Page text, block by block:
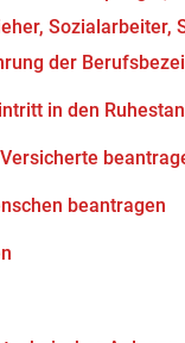
Sozialarbeiter,
der
in den
beantragen